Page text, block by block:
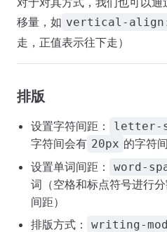
移量，如 vertical-
走，正值表示往下走）
排版
设置字符间距： letter-
字符间会有 20px 的字符间
设置单词间距：
word-
词（空格和标点符号进行
间距）
排版方式：
writing-